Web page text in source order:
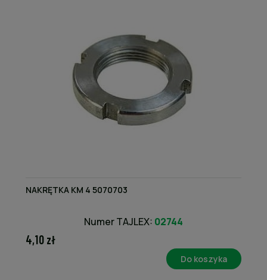
NAKRĘTKA KM 4 5070703
Numer TAJLEX: 02744
4,10 zł
Do koszyka